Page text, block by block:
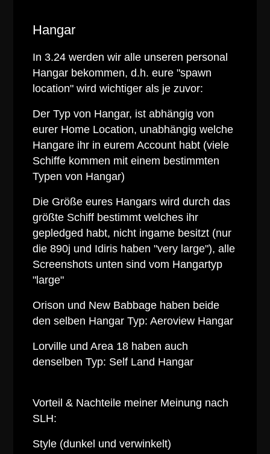
Hangar
In 3.24 werden wir alle unseren personal
Hangar bekommen, d.h. eure "spawn
location" wird wichtiger als je zuvor:
Der Typ von Hangar, ist abhängig von
eurer Home Location, unabhängig welche
Hangare ihr in eurem Account habt (viele
Schiffe kommen mit einem bestimmten
Typen von Hangar)
Die Größe eures Hangars wird durch das
größte Schiff bestimmt welches ihr
gepledged habt, nicht ingame besitzt (nur
die 890j und Idiris haben "very large"), alle
Screenshots unten sind vom Hangartyp
"large"
Orison und New Babbage haben beide
den selben Hangar Typ: Aeroview Hangar
Lorville und Area 18 haben auch
denselben Typ: Self Land Hangar
Vorteil & Nachteile meiner Meinung nach
SLH:
Style (dunkel und verwinkelt)